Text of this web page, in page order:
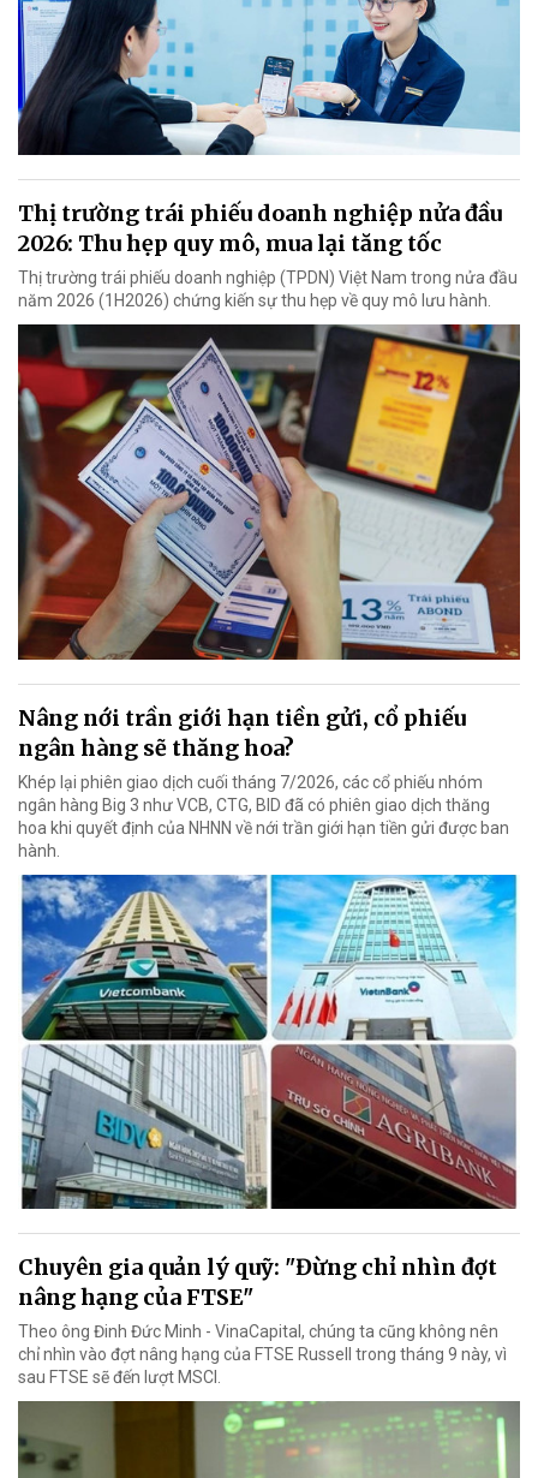
Thị trường trái phiếu doanh nghiệp nửa đầu
2026: Thu hẹp quy mô, mua lại tăng tốc
Thị trường trái phiếu doanh nghiệp (TPDN) Việt Nam trong nửa đầu
năm 2026 (1H2026) chứng kiến sự thu hẹp về quy mô lưu hành.
Nâng nới trần giới hạn tiền gửi, cổ phiếu
ngân hàng sẽ thăng hoa?
Khép lại phiên giao dịch cuối tháng 7/2026, các cổ phiếu nhóm
ngân hàng Big 3 như VCB, CTG, BID đã có phiên giao dịch thăng
hoa khi quyết định của NHNN về nới trần giới hạn tiền gửi được ban
hành.
Chuyên gia quản lý quỹ: "Đừng chỉ nhìn đợt
nâng hạng của FTSE"
Theo ông Đinh Đức Minh - VinaCapital, chúng ta cũng không nên
chỉ nhìn vào đợt nâng hạng của FTSE Russell trong tháng 9 này, vì
sau FTSE sẽ đến lượt MSCI.